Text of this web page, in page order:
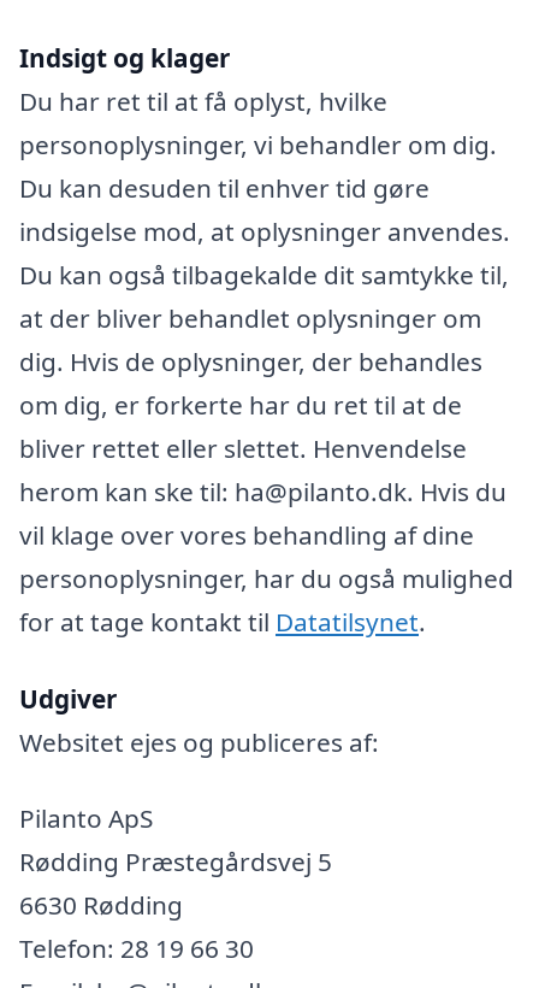
Indsigt og klager
Du har ret til at få oplyst, hvilke
personoplysninger, vi behandler om dig.
Du kan desuden til enhver tid gøre
indsigelse mod, at oplysninger anvendes.
Du kan også tilbagekalde dit samtykke til,
at der bliver behandlet oplysninger om
dig. Hvis de oplysninger, der behandles
om dig, er forkerte har du ret til at de
bliver rettet eller slettet. Henvendelse
herom kan ske til: ha@pilanto.dk. Hvis du
vil klage over vores behandling af dine
personoplysninger, har du også mulighed
for at tage kontakt til Datatilsynet.
Udgiver
Websitet ejes og publiceres af:
Pilanto ApS
Rødding Præstegårdsvej 5
6630 Rødding
Telefon: 28 19 66 30